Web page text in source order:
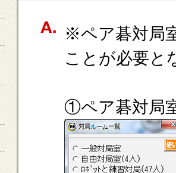
※ペア碁対局
ことが必要と
①ペア碁対局